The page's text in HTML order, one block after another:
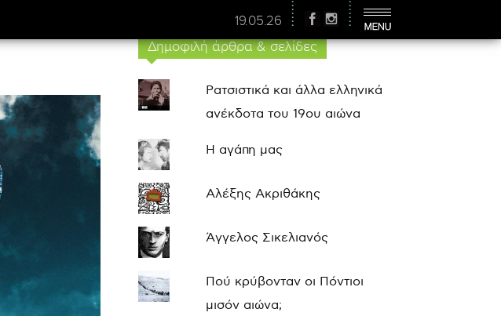
19.05.26
Δημοφιλή άρθρα & σελίδες
Ρατσιστικά και άλλα ελληνικά
ανέκδοτα του 19ου αιώνα
Η αγάπη μας
Αλέξης Ακριθάκης
Άγγελος Σικελιανός
Πού κρύβονταν οι Πόντιοι
μισόν αιώνα;